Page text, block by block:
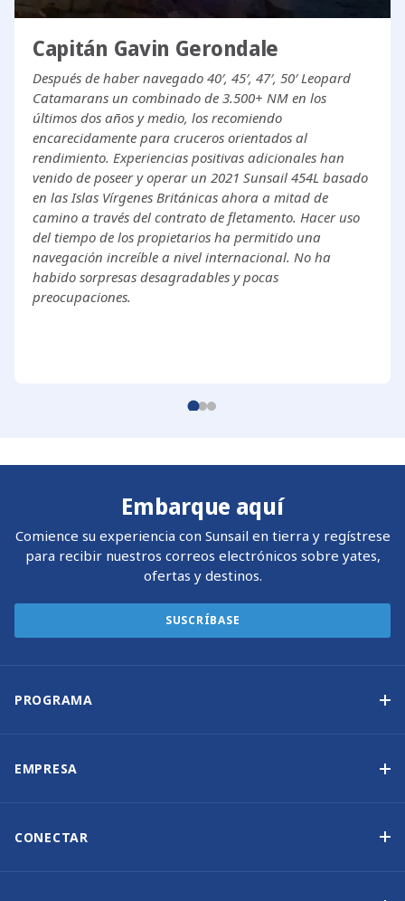
Capitán Gavin Gerondale
Después de haber navegado 40′, 45′, 47′, 50′ Leopard
Catamarans un combinado de 3.500+ NM en los
últimos dos años y medio, los recomiendo
encarecidamente para cruceros orientados al
rendimiento. Experiencias positivas adicionales han
venido de poseer y operar un 2021 Sunsail 454L basado
en las Islas Vírgenes Británicas ahora a mitad de
camino a través del contrato de fletamento. Hacer uso
del tiempo de los propietarios ha permitido una
navegación increíble a nivel internacional. No ha
habido sorpresas desagradables y pocas
preocupaciones.
Embarque aquí
Comience su experiencia con Sunsail en tierra y regístrese
para recibir nuestros correos electrónicos sobre yates,
ofertas y destinos.
SUSCRÍBASE
PROGRAMA
EMPRESA
CONECTAR